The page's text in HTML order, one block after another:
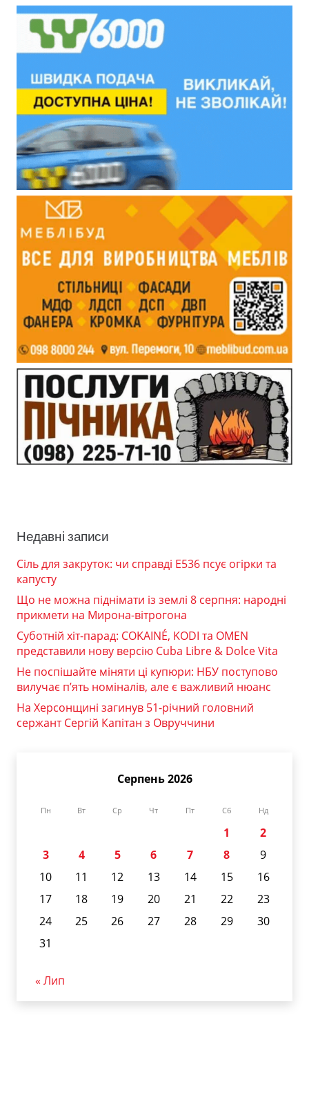
Недавні записи
Сіль для закруток: чи справді Е536 псує огірки та
капусту
Що не можна піднімати із землі 8 серпня: народні
прикмети на Мирона-вітрогона
Суботній хіт-парад: COKAINÉ, KODI та OMEN
представили нову версію Cuba Libre & Dolce Vita
Не поспішайте міняти ці купюри: НБУ поступово
вилучає п’ять номіналів, але є важливий нюанс
На Херсонщині загинув 51-річний головний
сержант Сергій Капітан з Овруччини
Серпень 2026
Пн Вт Ср Чт Пт Сб Нд
1
2
3
4 5 6 7 8
9
10
11 12 13 14 15
16
17
18 19 20 21 22
23
24
25 26 27 28 29
30
31
« Лип